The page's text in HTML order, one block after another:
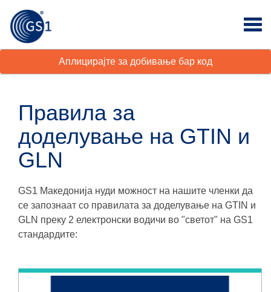
Аплицирајте за добивање бар код
Правила за
доделување на GTIN и
GLN
GS1 Македонија нуди можност на нашите членки да
се запознаат со правилата за доделување на GTIN и
GLN преку 2 електронски водичи во "светот" нa GS1
стандардите: